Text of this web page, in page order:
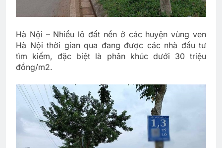
Hà Nội – Nhiều lô đất nền ở các huyện vùng ven
Hà Nội thời gian qua đang được các nhà đầu tư
tìm kiếm, đặc biệt là phân khúc dưới 30 triệu
đồng/m2.